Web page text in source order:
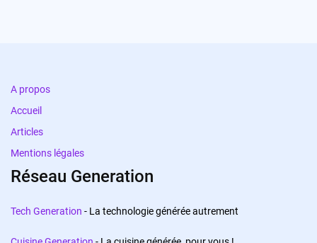
A propos
Accueil
Articles
Mentions légales
Réseau Generation
Tech Generation - La technologie générée autrement